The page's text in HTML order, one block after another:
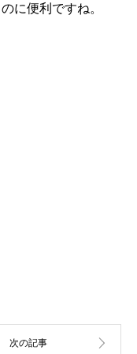
に便利ですね。